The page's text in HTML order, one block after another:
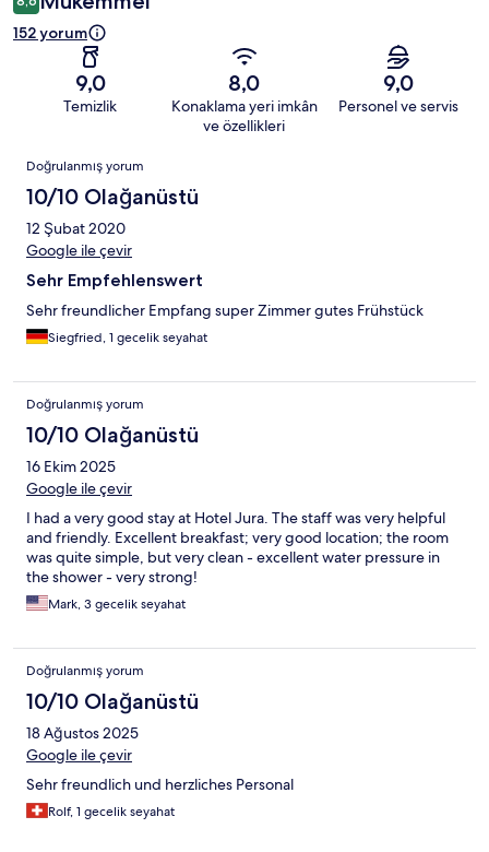
152 yorum
9,0
Temizlik
8,0
Konaklama yeri imkân
ve özellikleri
9,0
Personel ve servis
Yorumlar
Doğrulanmış yorum
10/10 Olağanüstü
12 Şubat 2020
Google ile çevir
Sehr Empfehlenswert
Sehr freundlicher Empfang super Zimmer gutes Frühstück
Siegfried, 1 gecelik seyahat
Doğrulanmış yorum
10/10 Olağanüstü
16 Ekim 2025
Google ile çevir
I had a very good stay at Hotel Jura. The staff was very helpful
and friendly. Excellent breakfast; very good location; the room
was quite simple, but very clean - excellent water pressure in
the shower - very strong!
Mark, 3 gecelik seyahat
Doğrulanmış yorum
10/10 Olağanüstü
18 Ağustos 2025
Google ile çevir
Sehr freundlich und herzliches Personal
Rolf, 1 gecelik seyahat